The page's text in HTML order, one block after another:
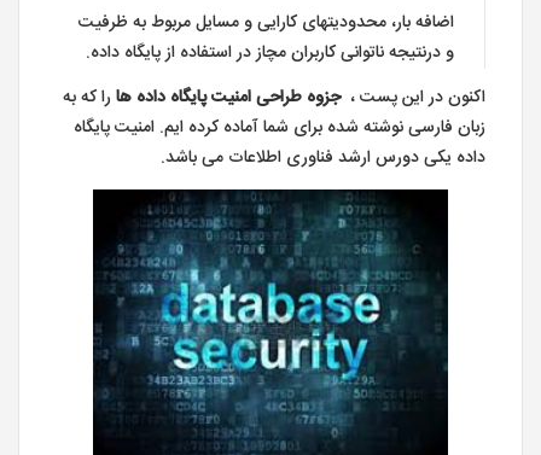
اضافه بار، محدودیتهای کارایی و مسایل مربوط به ظرفیت
و درنتیجه ناتوانی کاربران مچاز در استفاده از پایگاه داده.
اکنون در این پست ، جزوه طراحی امنیت پایگاه داده ها را که به
زبان فارسی نوشته شده برای شما آماده کرده ایم. امنیت پایگاه
داده یکی دورس ارشد فناوری اطلاعات می باشد.